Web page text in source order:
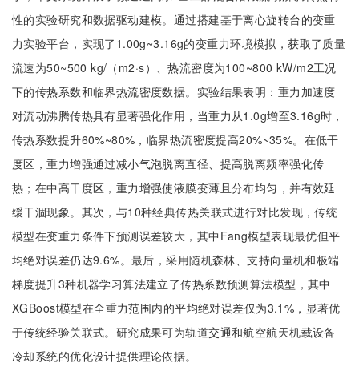
性的实验研究和数据驱动建模。通过搭建基于离心旋转台的变重
力实验平台，实现了1.00g~3.16g的变重力环境模拟，获取了质量
流速为50~500 kg/（m2·s）、热流密度为100~800 kW/m2工况
下的传热系数和临界热流密度数据。实验结果表明：重力加速度
对流动沸腾传热具有显著强化作用，当重力从1.0g增至3.16g时，
传热系数提升60%~80%，临界热流密度提高20%~35%。在低干
度区，重力增强通过减小气泡脱离直径、提高脱离频率强化传
热；在中高干度区，重力增强使液膜变薄且分布均匀，并有效延
缓干涸现象。其次，与10种经典传热关联式进行对比发现，传统
模型在变重力条件下预测误差较大，其中Fang模型表现最优但平
均绝对误差仍达9.6%。最后，采用随机森林、支持向量机和极端
梯度提升3种机器学习算法建立了传热系数预测算法模型，其中
XGBoost模型在全重力范围内的平均绝对误差仅为3.1%，显著优
于传统经验关联式。研究成果可为轨道交通和航空航天机载设备
冷却系统的优化设计提供理论依据。